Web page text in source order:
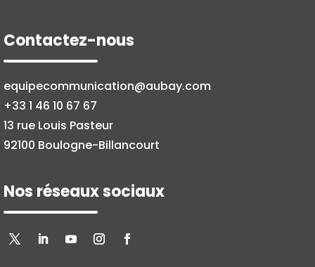
Contactez-nous
equipecommunication@aubay.com
+33 1 46 10 67 67
13 rue Louis Pasteur
92100 Boulogne-Billancourt
Nos réseaux sociaux